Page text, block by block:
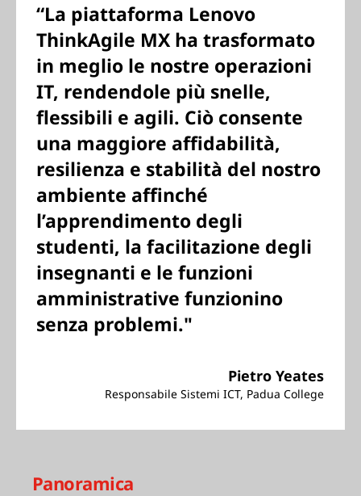
“La piattaforma Lenovo
ThinkAgile MX ha trasformato
in meglio le nostre operazioni
IT, rendendole più snelle,
flessibili e agili. Ciò consente
una maggiore affidabilità,
resilienza e stabilità del nostro
ambiente affinché
l’apprendimento degli
studenti, la facilitazione degli
insegnanti e le funzioni
amministrative funzionino
senza problemi."
Pietro Yeates
Responsabile Sistemi ICT, Padua College
Panoramica